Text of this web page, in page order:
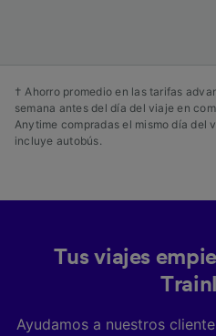
† Ahorro promedio en las tarifas
semana antes del día del viaje en
Anytime compradas el mismo día del
incluye autobús.
Tus viajes
Ayudamos a nuestros
Lista de asociados